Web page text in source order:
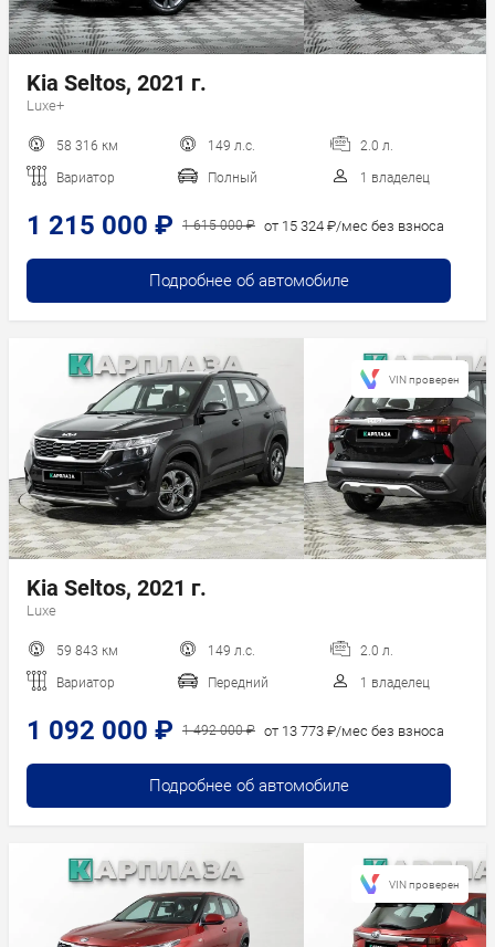
Kia Seltos, 2021 г.
Luxe+
58 316 км 149 л.с. 2.0 л.
Вариатор Полный 1 владелец
1 215 000 ₽ 1 615 000 ₽ от 15 324 ₽/мес без взноса
Подробнее об автомобиле
Kia Seltos, 2021 г.
Luxe
59 843 км 149 л.с. 2.0 л.
Вариатор Передний 1 владелец
1 092 000 ₽ 1 492 000 ₽ от 13 773 ₽/мес без взноса
Подробнее об автомобиле
VIN проверен
VIN проверен